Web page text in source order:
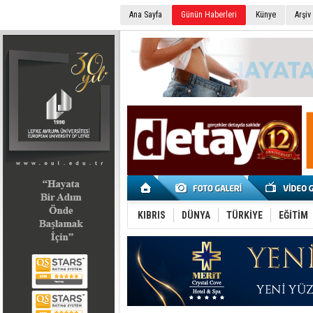
Ana Sayfa Günün Haberleri Künye Arşiv
KIBRIS DÜNYA TÜRKİYE EĞİTİM